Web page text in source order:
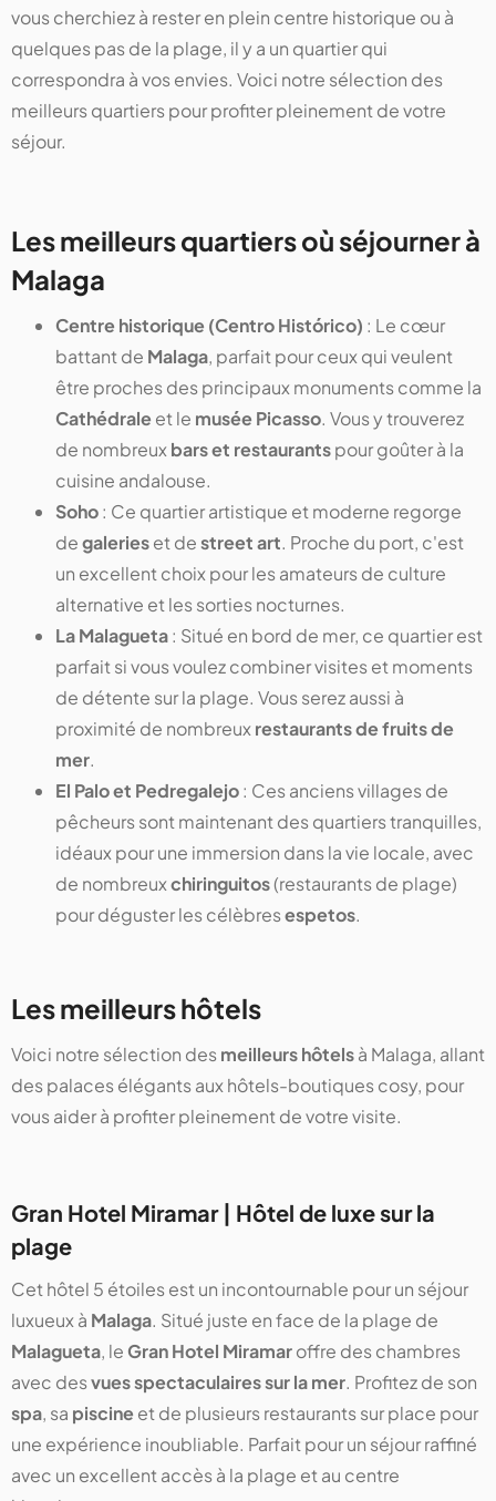
vous cherchiez à rester en plein centre historique ou à
quelques pas de la plage, il y a un quartier qui
correspondra à vos envies. Voici notre sélection des
meilleurs quartiers pour profiter pleinement de votre
séjour.
Les meilleurs quartiers où séjourner à
Malaga
Centre historique (Centro Histórico) : Le cœur
battant de Malaga, parfait pour ceux qui veulent
être proches des principaux monuments comme la
Cathédraleet le musée Picasso. Vous y trouverez
de nombreuxbars et restaurantspour goûter à la
cuisine andalouse.
Soho: Ce quartier artistique et moderne regorge
degalerieset destreet art. Proche du port, c'est
un excellent choix pour les amateurs de culture
alternative et les sorties nocturnes.
La Malagueta: Situé en bord de mer, ce quartier est
parfait si vous voulez combiner visites et moments
de détente sur la plage. Vous serez aussi à
proximité de nombreuxrestaurants de fruits de
mer.
El Palo et Pedregalejo: Ces anciens villages de
pêcheurs sont maintenant des quartiers tranquilles,
idéaux pour une immersion dans la vie locale, avec
de nombreuxchiringuitos(restaurants de plage)
pour déguster les célèbresespetos.
Les meilleurs hôtels
Voici notre sélection desmeilleurs hôtelsà Malaga, allant
des palaces élégants aux hôtels-boutiques cosy, pour
vous aider à profiter pleinement de votre visite.
Gran Hotel Miramar | Hôtel de luxe sur la
plage
Cet hôtel 5 étoiles est un incontournable pour un séjour
luxueux à Malaga. Situé juste en face de la plage de
Malagueta, le Gran Hotel Miramaroffre des chambres
avec desvues spectaculaires sur la mer. Profitez de son
spa, sa piscineet de plusieurs restaurants sur place pour
une expérience inoubliable. Parfait pour un séjour raffiné
avec un excellent accès à la plage et au centre